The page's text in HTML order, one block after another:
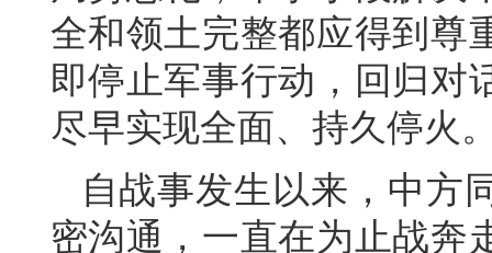
全和领土完整都应得到尊
即停止军事行动，回归对
尽早实现全面、持久停火
自战事发生以来，中方
密沟通，一直在为止战奔